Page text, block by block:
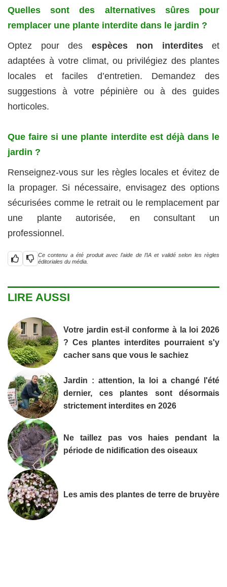
Quelles sont des alternatives sûres pour
remplacer une plante interdite dans le jardin ?
Optez pour des espèces non interditeset
adaptées à votre climat, ou privilégiez des plantes
locales et faciles d’entretien. Demandez des
suggestions à votre pépinière ou à des guides
horticoles.
Que faire si une plante interdite est déjà dans le
jardin ?
Renseignez-vous sur les règles locales et évitez de
la propager. Si nécessaire, envisagez des options
sécurisées comme le retrait ou le remplacement par
une plante autorisée, en consultant un
professionnel.
Ce contenu a été produit avec l’aide de l’IA et validé selon les règles
éditoriales du média.
LIRE AUSSI
Votre jardin est-il conforme à la loi 2026
? Ces plantes interdites pourraient s'y
cacher sans que vous le sachiez
Jardin : attention, la loi a changé l'été
dernier, ces plantes sont désormais
strictement interdites en 2026
Ne taillez pas vos haies pendant la
période de nidification des oiseaux
Les amis des plantes de terre de bruyère